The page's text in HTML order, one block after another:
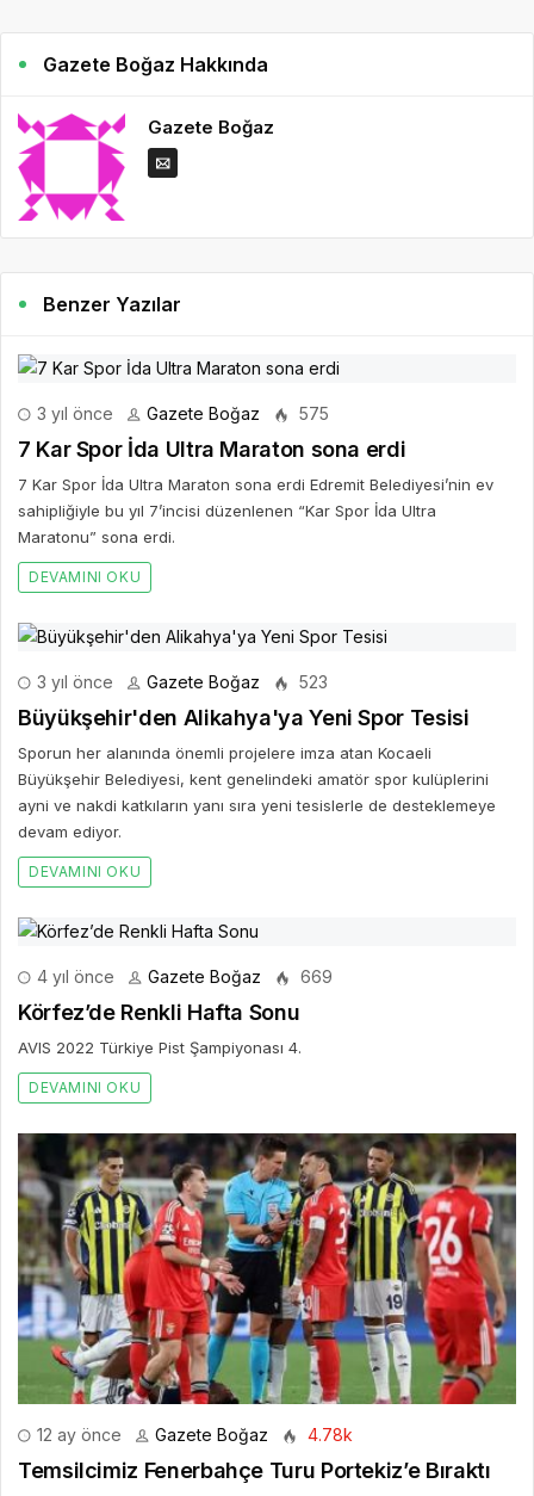
Gazete Boğaz Hakkında
Gazete Boğaz
Benzer Yazılar
3 yıl önce Gazete Boğaz 575
7 Kar Spor İda Ultra Maraton sona erdi
7 Kar Spor İda Ultra Maraton sona erdi Edremit Belediyesi’nin ev
sahipliğiyle bu yıl 7’incisi düzenlenen “Kar Spor İda Ultra
Maratonu” sona erdi.
DEVAMINI OKU
3 yıl önce Gazete Boğaz 523
Büyükşehir'den Alikahya'ya Yeni Spor Tesisi
Sporun her alanında önemli projelere imza atan Kocaeli
Büyükşehir Belediyesi, kent genelindeki amatör spor kulüplerini
ayni ve nakdi katkıların yanı sıra yeni tesislerle de desteklemeye
devam ediyor.
DEVAMINI OKU
4 yıl önce Gazete Boğaz 669
Körfez’de Renkli Hafta Sonu
AVIS 2022 Türkiye Pist Şampiyonası 4.
DEVAMINI OKU
12 ay önce Gazete Boğaz 4.78k
Temsilcimiz Fenerbahçe Turu Portekiz’e Bıraktı